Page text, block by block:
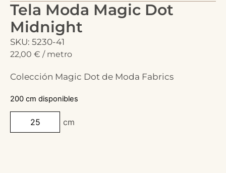
Tela Moda Magic Dot
Midnight
SKU: 5230-41
22,00 € / metro
Colección Magic Dot de Moda Fabrics
200 cm disponibles
cm